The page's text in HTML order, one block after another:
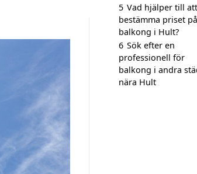
5 Vad hjälper till att
bestämma priset på
balkong i Hult?
6 Sök efter en
professionell för
balkong i andra
nära Hult